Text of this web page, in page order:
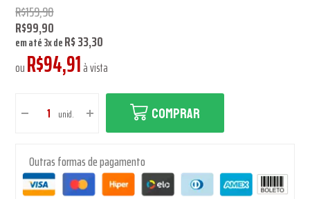
R$159,90
R$99,90
em até3xdeR$ 33,30
ouR$94,91à vista
unid. COMPRAR
Outras formas de pagamento